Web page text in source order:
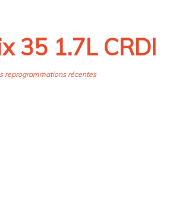
35 1.7L CRDI
reprogrammations récentes